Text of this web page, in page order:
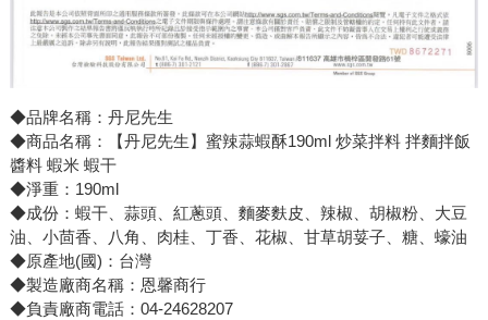
◆品牌名稱：丹尼先生
◆商品名稱：【丹尼先生】蜜辣蒜蝦酥190ml 炒菜拌料 拌麵拌飯
醬料 蝦米 蝦干
◆淨重：190ml
◆成份：蝦干、蒜頭、紅蔥頭、麵麥麩皮、辣椒、胡椒粉、大豆
油、小茴香、八角、肉桂、丁香、花椒、甘草胡荽子、糖、蠔油
◆原產地(國)：台灣
◆製造廠商名稱：恩馨商行
◆負責廠商電話：04-24628207